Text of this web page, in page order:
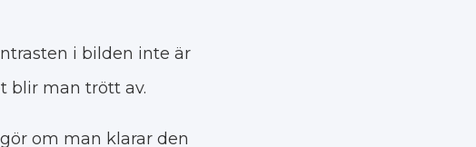
i bilden inte är
blir man trött av.
om man klarar den